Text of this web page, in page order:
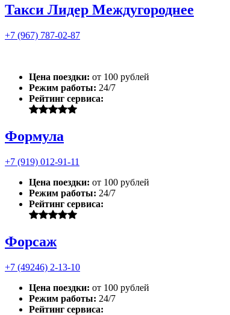
Такси Лидер Междугороднее
+7 (967) 787-02-87
Цена поездки: от 100 рублей
Режим работы: 24/7
Рейтинг сервиса:
Формула
+7 (919) 012-91-11
Цена поездки: от 100 рублей
Режим работы: 24/7
Рейтинг сервиса:
Форсаж
+7 (49246) 2-13-10
Цена поездки: от 100 рублей
Режим работы: 24/7
Рейтинг сервиса: